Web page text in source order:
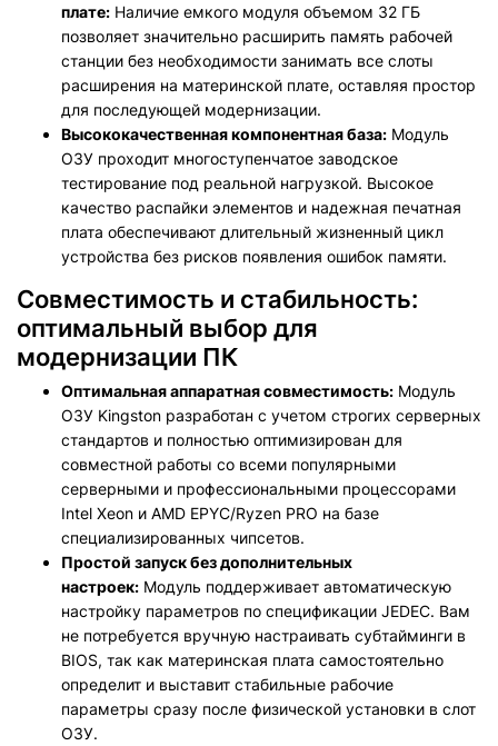
плате: Наличие емкого модуля объемом 32 ГБ
позволяет значительно расширить память рабочей
станции без необходимости занимать все слоты
расширения на материнской плате, оставляя простор
для последующей модернизации.
Высококачественная компонентная база: Модуль
ОЗУ проходит многоступенчатое заводское
тестирование под реальной нагрузкой. Высокое
качество распайки элементов и надежная печатная
плата обеспечивают длительный жизненный цикл
устройства без рисков появления ошибок памяти.
Совместимость и стабильность:
оптимальный выбор для
модернизации ПК
Оптимальная аппаратная совместимость: Модуль
ОЗУ Kingston разработан с учетом строгих серверных
стандартов и полностью оптимизирован для
совместной работы со всеми популярными
серверными и профессиональными процессорами
Intel Xeon и AMD EPYC/Ryzen PRO на базе
специализированных чипсетов.
Простой запуск без дополнительных
настроек: Модуль поддерживает автоматическую
настройку параметров по спецификации JEDEC. Вам
не потребуется вручную настраивать субтайминги в
BIOS, так как материнская плата самостоятельно
определит и выставит стабильные рабочие
параметры сразу после физической установки в слот
ОЗУ.